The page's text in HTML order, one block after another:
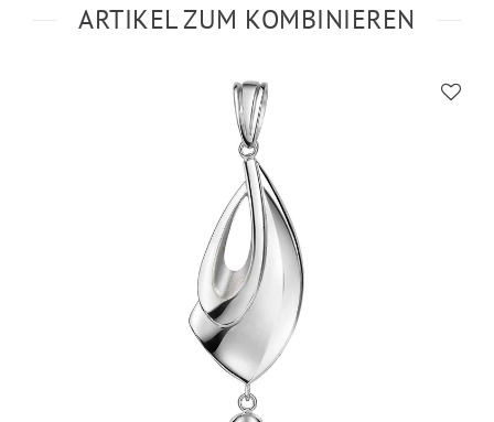
ARTIKEL ZUM KOMBINIEREN